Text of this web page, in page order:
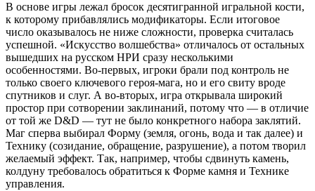
В основе игры лежал бросок десятигранной игральной кости,
к которому прибавлялись модификаторы. Если итоговое
число оказывалось не ниже сложности, проверка считалась
успешной. «Искусство волшебства» отличалось от остальных
вышедших на русском НРИ сразу несколькими
особенностями. Во-первых, игроки брали под контроль не
только своего ключевого героя-мага, но и его свиту вроде
спутников и слуг. А во-вторых, игра открывала широкий
простор при сотворении заклинаний, потому что — в отличие
от той же D&D — тут не было конкретного набора заклятий.
Маг сперва выбирал Форму (земля, огонь, вода и так далее) и
Технику (созидание, обращение, разрушение), а потом творил
желаемый эффект. Так, например, чтобы сдвинуть камень,
колдуну требовалось обратиться к Форме камня и Технике
управления.